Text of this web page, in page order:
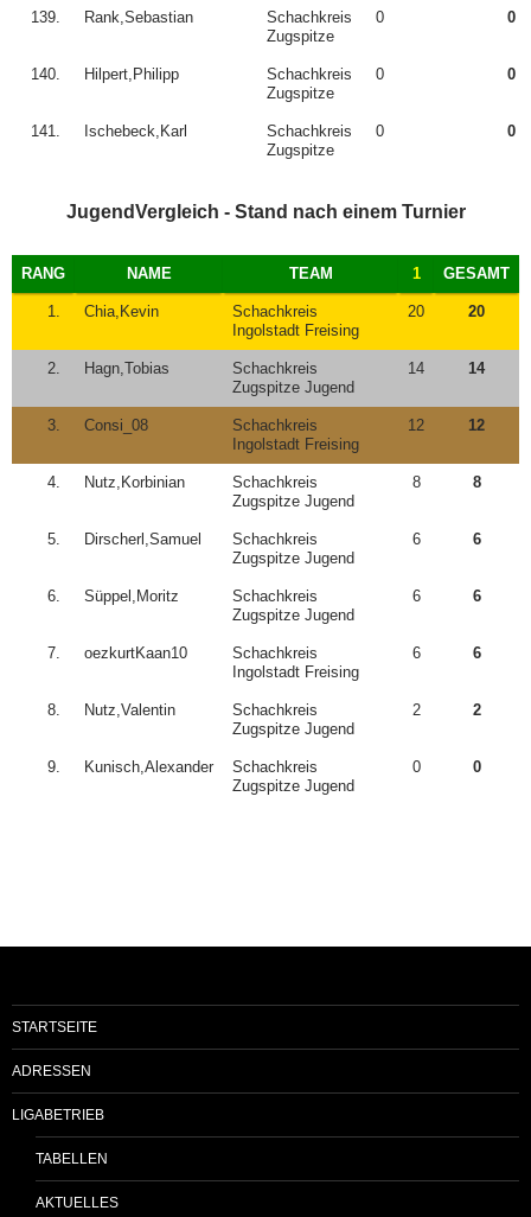
139. Rank,Sebastian
Schachkreis
Zugspitze
0 0
140. Hilpert,Philipp
Schachkreis
Zugspitze
0 0
141. Ischebeck,Karl
Schachkreis
Zugspitze
0 0
JugendVergleich - Stand nach einem Turnier
RANG NAME TEAM 1 GESAMT
1. Chia,Kevin
Schachkreis
Ingolstadt Freising
20 20
2. Hagn,Tobias
Schachkreis
Zugspitze Jugend
14 14
3. Consi_08
Schachkreis
Ingolstadt Freising
12 12
4. Nutz,Korbinian
Schachkreis
Zugspitze Jugend
8 8
5. Dirscherl,Samuel
Schachkreis
Zugspitze Jugend
6 6
6. Süppel,Moritz
Schachkreis
Zugspitze Jugend
6 6
7. oezkurtKaan10
Schachkreis
Ingolstadt Freising
6 6
8. Nutz,Valentin
Schachkreis
Zugspitze Jugend
2 2
9. Kunisch,Alexander
Schachkreis
Zugspitze Jugend
0 0
STARTSEITE
ADRESSEN
LIGABETRIEB
TABELLEN
AKTUELLES